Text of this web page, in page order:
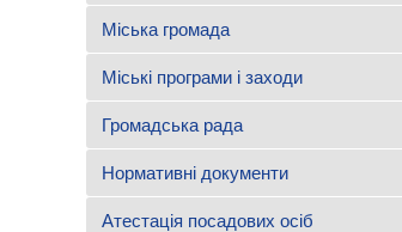
Міська громада
Міські програми і заходи
Громадська рада
Нормативні документи
Атестація посадових осіб